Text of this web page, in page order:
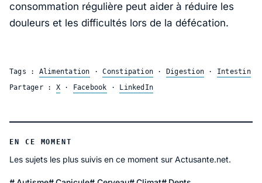
consommation régulière peut aider à réduire les
douleurs et les difficultés lors de la défécation.
Tags : Alimentation ·Constipation · Digestion · Intestin
Partager : X· Facebook · LinkedIn
EN CE MOMENT
Les sujets les plus suivis en ce moment sur Actusante.net.